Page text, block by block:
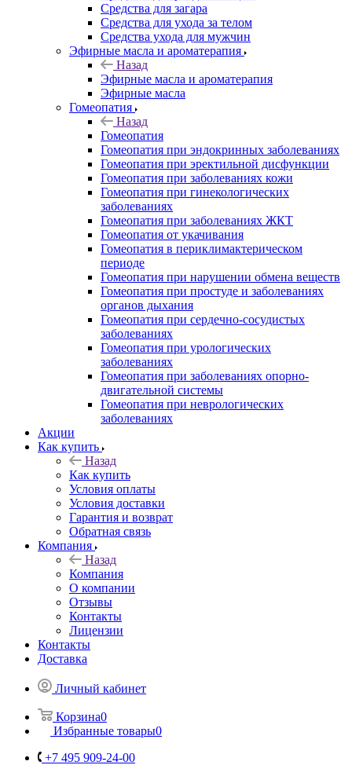
Средства для загара
Средства для ухода за телом
Средства ухода для мужчин
Эфирные масла и ароматерапия
Назад
Эфирные масла и ароматерапия
Эфирные масла
Гомеопатия
Назад
Гомеопатия
Гомеопатия при эндокринных заболеваниях
Гомеопатия при эректильной дисфункции
Гомеопатия при заболеваниях кожи
Гомеопатия при гинекологических
заболеваниях
Гомеопатия при заболеваниях ЖКТ
Гомеопатия от укачивания
Гомеопатия в периклимактерическом
периоде
Гомеопатия при нарушении обмена веществ
Гомеопатия при простуде и заболеваниях
органов дыхания
Гомеопатия при сердечно-сосудистых
заболеваниях
Гомеопатия при урологических
заболеваниях
Гомеопатия при заболеваниях опорно-
двигательной системы
Гомеопатия при неврологических
заболеваниях
Акции
Как купить
Назад
Как купить
Условия оплаты
Условия доставки
Гарантия и возврат
Обратная связь
Компания
Назад
Компания
О компании
Отзывы
Контакты
Лицензии
Контакты
Доставка
Личный кабинет
Корзина0
Избранные товары0
+7 495 909-24-00